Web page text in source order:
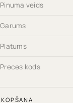
Pinuma veids
Garums
Platums
Preces kods
KOPŠANA